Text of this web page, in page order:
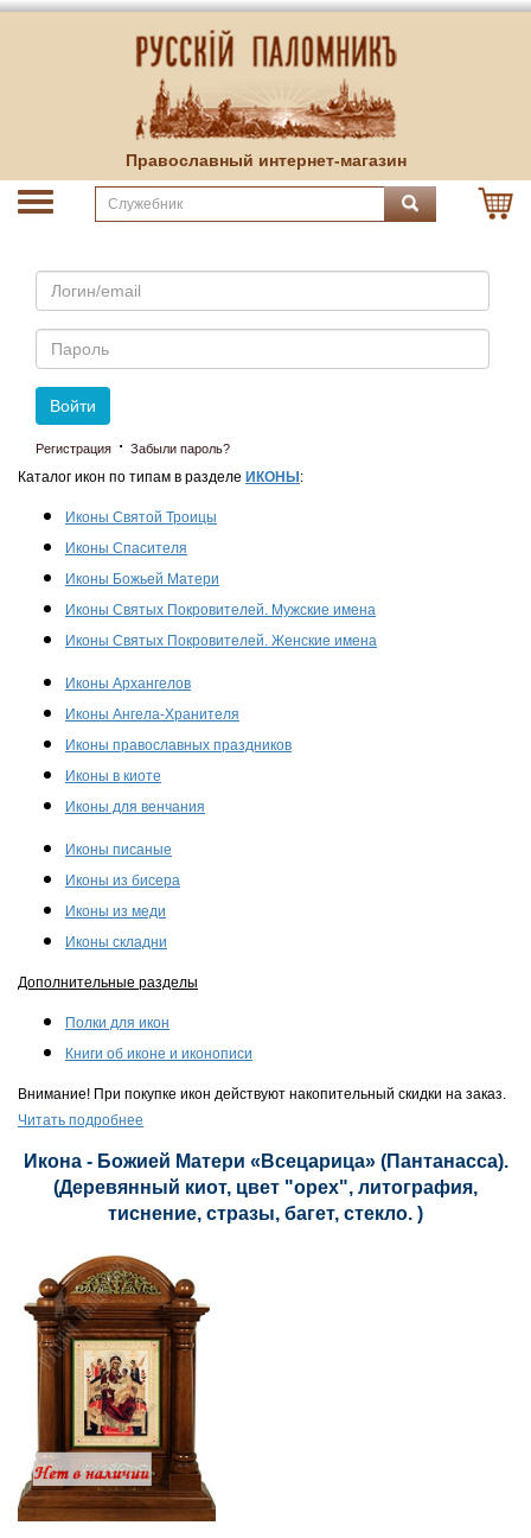
Православный интернет-магазин
Email
Пароль
Войти
Регистрация · Забыли пароль?
Каталог икон по типам в разделе ИКОНЫ :
Иконы Святой Троицы
Иконы Спасителя
Иконы Божьей Матери
Иконы Святых Покровителей. Мужские имена
Иконы Святых Покровителей. Женские имена
Иконы Архангелов
Иконы Ангела-Хранителя
Иконы православных праздников
Иконы в киоте
Иконы для венчания
Иконы писаные
Иконы из бисера
Иконы из меди
Иконы складни
Дополнительные разделы
Полки для икон
Книги об иконе и иконописи
Внимание! При покупке икон действуют накопительный скидки на заказ.
Читать подробнее
Икона - Божией Матери «Всецарица» (Пантанасса).
(Деревянный киот, цвет "орех", литография,
тиснение, стразы, багет, стекло. )